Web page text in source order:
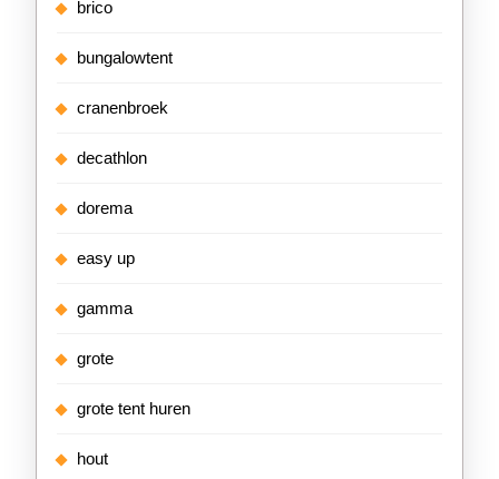
brico
bungalowtent
cranenbroek
decathlon
dorema
easy up
gamma
grote
grote tent huren
hout